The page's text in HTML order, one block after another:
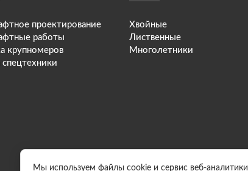
проектирование
работы
крупномеров
Хвойные
Лиственные
Многолетники
Мы используем файлы cookie и сервис веб-аналитики